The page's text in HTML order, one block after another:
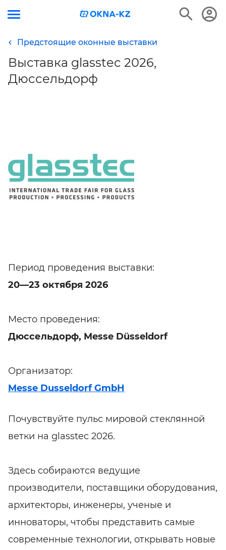
Предстоящие оконные выставки
Выставка glasstec 2026,
Дюссельдорф
Период проведения выставки:
20—23 октября 2026
Место проведения:
Дюссельдорф, Messe Düsseldorf
Организатор:
Messe Dusseldorf GmbH
Почувствуйте пульс мировой стеклянной
ветки на glasstec 2026.
Здесь собираются ведущие
производители, поставщики оборудования,
архитекторы, инженеры, ученые и
инноваторы, чтобы представить самые
современные технологии, открывать новые